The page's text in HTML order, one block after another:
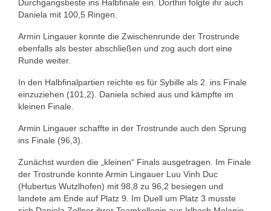
Durchgangsbeste ins Halbfinale ein. Dorthin folgte ihr auch
Daniela mit 100,5 Ringen.
Armin Lingauer konnte die Zwischenrunde der Trostrunde
ebenfalls als bester abschließen und zog auch dort eine
Runde weiter.
In den Halbfinalpartien reichte es für Sybille als 2. ins Finale
einzuziehen (101,2). Daniela schied aus und kämpfte im
kleinen Finale.
Armin Lingauer schaffte in der Trostrunde auch den Sprung
ins Finale (96,3).
Zunächst wurden die „kleinen“ Finals ausgetragen. Im Finale
der Trostrunde konnte Armin Lingauer Luu Vinh Duc
(Hubertus Wutzlhofen) mit 98,8 zu 96,2 besiegen und
landete am Ende auf Platz 9. Im Duell um Platz 3 musste